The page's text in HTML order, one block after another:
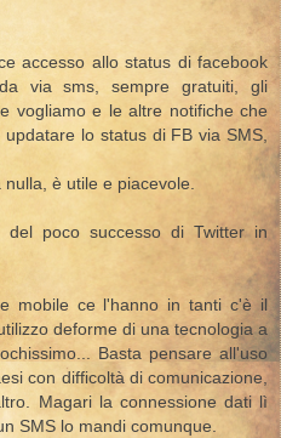
accesso allo status di facebook
via sms, sempre gratuiti, gli
vogliamo e le altre notifiche che
lo status di FB via SMS,
è utile e piacevole.
del poco successo di Twitter in
mobile ce l'hanno in tanti c'è il
deforme di una tecnologia a
Basta pensare all'uso
con difficoltà di comunicazione,
Magari la connessione dati lì
SMS lo mandi comunque.